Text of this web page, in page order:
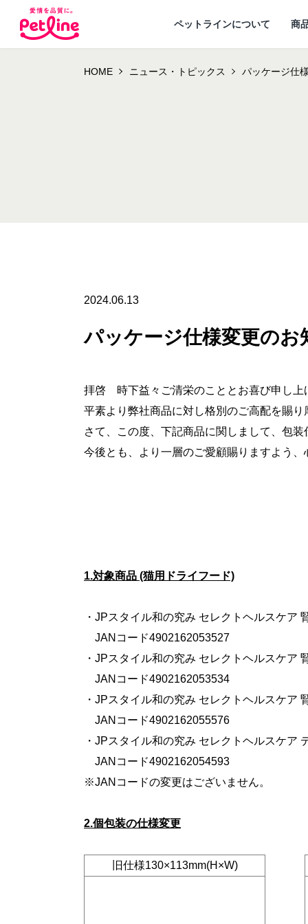
ペットラインについて 商
HOME ニュース・トピックス パッケージ仕
2024.06.13
パッケージ仕様変更のお
拝啓 時下益々ご清栄のこととお喜び申し上
平素より弊社商品に対し格別のご高配を賜
さて、この度、下記商品に関しまして、包
今後とも、より一層のご愛顧賜りますよう
1.対象商品 (猫用ドライフード)
・JPスタイル和の究み セレクトヘルスケア
JANコード4902162053527
・JPスタイル和の究み セレクトヘルスケア
JANコード4902162053534
・JPスタイル和の究み セレクトヘルスケア
JANコード4902162055576
・JPスタイル和の究み セレクトヘルスケア
JANコード4902162054593
※JANコードの変更はございません。
2.個包装の仕様変更
旧仕様130×113mm(H×W)